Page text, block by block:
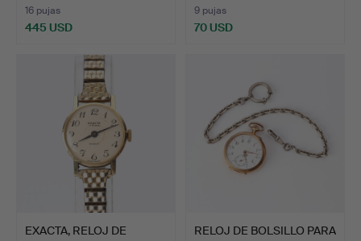
16 pujas
445 USD
9 pujas
70 USD
EXACTA, RELOJ DE
RELOJ DE BOLSILLO PARA